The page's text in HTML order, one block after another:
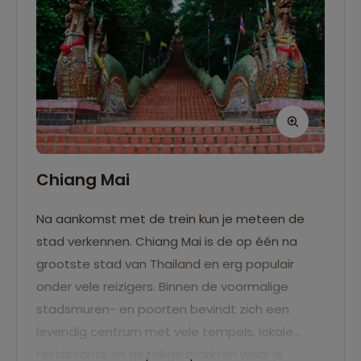
Chiang Mai
Na aankomst met de trein kun je meteen de
stad verkennen. Chiang Mai is de op één na
grootste stad van Thailand en erg populair
onder vele reizigers. Binnen de voormalige
stadsmuren- en poorten bevindt zich een
levendig centrum met vele tempels, lokale